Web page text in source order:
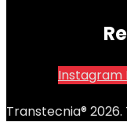
Instagram
Transtecnia®